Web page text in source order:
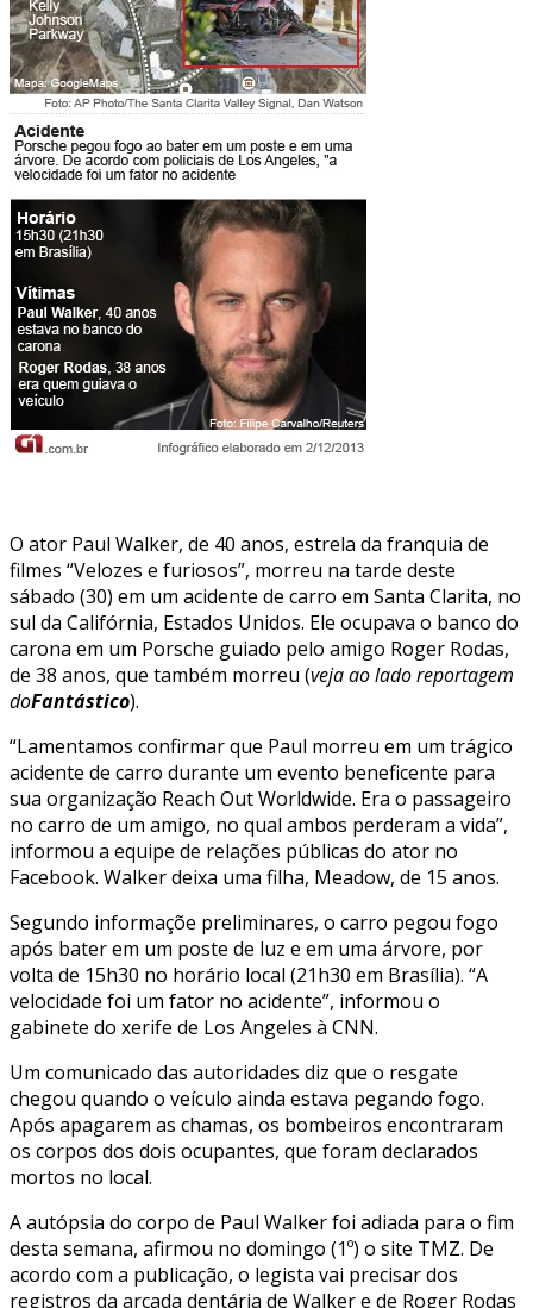
O ator Paul Walker, de 40 anos, estrela da franquia de
filmes “Velozes e furiosos”, morreu na tarde deste
sábado (30) em um acidente de carro em Santa Clarita, no
sul da Califórnia, Estados Unidos. Ele ocupava o banco do
carona em um Porsche guiado pelo amigo Roger Rodas,
de 38 anos, que também morreu (veja ao lado reportagem
doFantástico).
“Lamentamos confirmar que Paul morreu em um trágico
acidente de carro durante um evento beneficente para
sua organização Reach Out Worldwide. Era o passageiro
no carro de um amigo, no qual ambos perderam a vida”,
informou a equipe de relações públicas do ator no
Facebook. Walker deixa uma filha, Meadow, de 15 anos.
Segundo informaçõe preliminares, o carro pegou fogo
após bater em um poste de luz e em uma árvore, por
volta de 15h30 no horário local (21h30 em Brasília). “A
velocidade foi um fator no acidente”, informou o
gabinete do xerife de Los Angeles à CNN.
Um comunicado das autoridades diz que o resgate
chegou quando o veículo ainda estava pegando fogo.
Após apagarem as chamas, os bombeiros encontraram
os corpos dos dois ocupantes, que foram declarados
mortos no local.
A autópsia do corpo de Paul Walker foi adiada para o fim
desta semana, afirmou no domingo (1º) o site TMZ. De
acordo com a publicação, o legista vai precisar dos
registros da arcada dentária de Walker e de Roger Rodas